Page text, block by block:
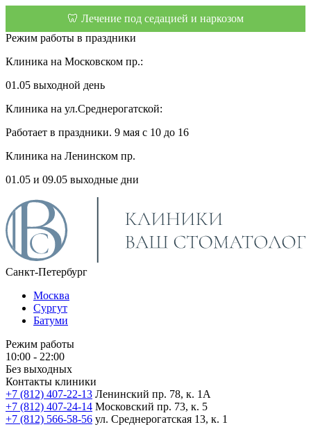
🦷 Лечение под седацией и наркозом
Режим работы в праздники
Клиника на Московском пр.:
01.05 выходной день
Клиника на ул.Среднерогатской:
Работает в праздники. 9 мая с 10 до 16
Клиника на Ленинском пр.
01.05 и 09.05 выходные дни
Санкт-Петербург
Москва
Сургут
Батуми
Режим работы
10:00 - 22:00
Без выходных
Контакты клиники
+7 (812) 407-22-13 Ленинский пр. 78, к. 1А
+7 (812) 407-24-14 Московский пр. 73, к. 5
+7 (812) 566-58-56 ул. Среднерогатская 13, к. 1